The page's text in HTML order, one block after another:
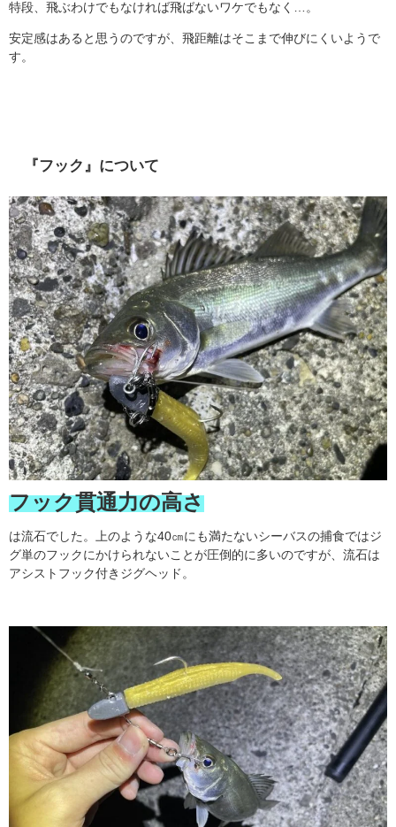
特段、飛ぶわけでもなければ飛ばないワケでもなく…。
安定感はあると思うのですが、飛距離はそこまで伸びにくいようで
す。
『フック』について
フック貫通力の高さ
は流石でした。上のような40㎝にも満たないシーバスの捕食ではジ
グ単のフックにかけられないことが圧倒的に多いのですが、流石は
アシストフック付きジグヘッド。